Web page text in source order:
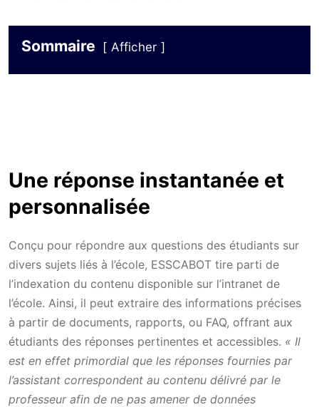
Sommaire Afficher
Une réponse instantanée et
personnalisée
Conçu pour répondre aux questions des étudiants sur
divers sujets liés à l’école, ESSCABOT tire parti de
l’indexation du contenu disponible sur l’intranet de
l’école. Ainsi, il peut extraire des informations précises
à partir de documents, rapports, ou FAQ, offrant aux
étudiants des réponses pertinentes et accessibles. « Il
est en effet primordial que les réponses fournies par
l’assistant correspondent au contenu délivré par le
professeur afin de ne pas amener de données